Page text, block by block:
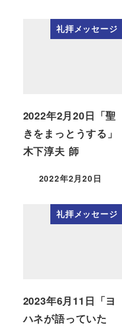
礼拝メッセージ
2022年2月20日「聖
きをまっとうする」
木下淳夫 師
2022年2月20日
礼拝メッセージ
2023年6月11日「ヨ
ハネが語っていた